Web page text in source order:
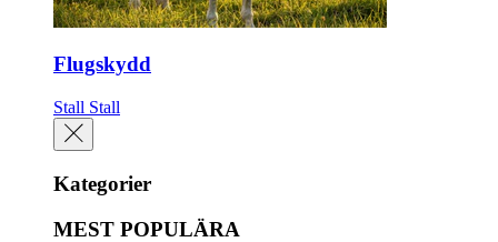
Flugskydd
Stall Stall
Kategorier
MEST POPULÄRA